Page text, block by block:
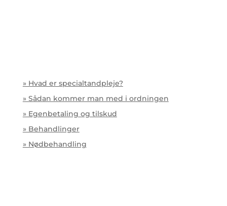
» Hvad er specialtandpleje?
» Sådan kommer man med i ordningen
» Egenbetaling og tilskud
» Behandlinger
» Nødbehandling